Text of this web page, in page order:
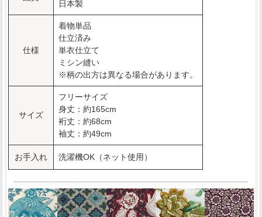
日本製
仕様
着物単品
仕立済み
単衣仕立て
ミシン縫い
※柄の出方は異なる場合があります。
サイズ
フリーサイズ
身丈：約165cm
裄丈：約68cm
袖丈：約49cm
お手入れ 洗濯機OK（ネット使用）